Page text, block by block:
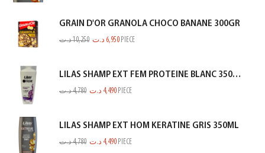
GRAIN D'OR GRANOLA CHOCO BANANE 300GR
10,250د.ت 6,950 د.ت PIECE
LILAS SHAMP EXT FEM PROTEINE BLANC 350ML
4,780د.ت 4,490 د.ت PIECE
LILAS SHAMP EXT HOM KERATINE GRIS 350ML
4,780د.ت 4,490 د.ت PIECE